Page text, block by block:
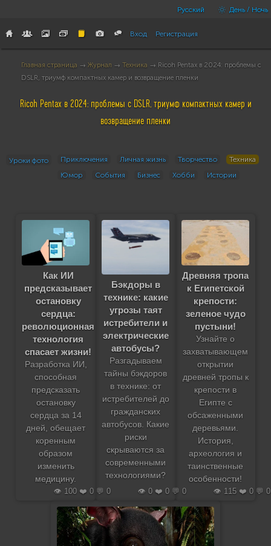
Русский День / Ночь
Вход Регистрация
Главная страница → Журнал → Техника → Ricoh Pentax в 2024: проблемы с
DSLR, триумф компактных камер и возвращение пленки
Ricoh Pentax в 2024: проблемы с DSLR, триумф компактных камер и
возвращение пленки
Уроки фото Приключения Личная жизнь Творчество
Техника
Юмор
События Бизнес Хобби Истории
Как ИИ
предсказывает
остановку
сердца:
революционная
технология
спасает жизни!
Разработка ИИ,
способная
предсказать
остановку
сердца за 14
дней, обещает
коренным
образом
изменить
медицину.
👁️ 100 ❤️ 0 💬 0
Бэкдоры в
технике: какие
угрозы таят
истребители и
электрические
автобусы?
Разгадываем
тайны бэкдоров
в технике: от
истребителей до
гражданских
автобусов. Какие
риски
скрываются за
современными
технологиями?
👁️ 0 ❤️ 0 💬 0
Древняя тропа
к Египетской
крепости:
зеленое чудо
пустыни!
Узнайте о
захватывающем
открытии
древней тропы к
крепости в
Египте с
обсаженными
деревьями.
История,
археология и
таинственные
особенности!
👁️ 115 ❤️ 0 💬 0